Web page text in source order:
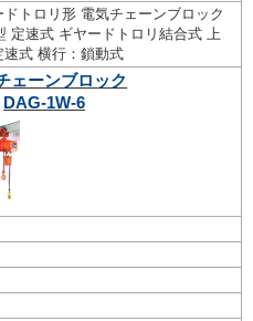
ドトロリ形 電気チェーンブロック
定速式 ギヤードトロリ結合式 上
速式 横行：鎖動式
ェーンブロック
DAG-1W-6